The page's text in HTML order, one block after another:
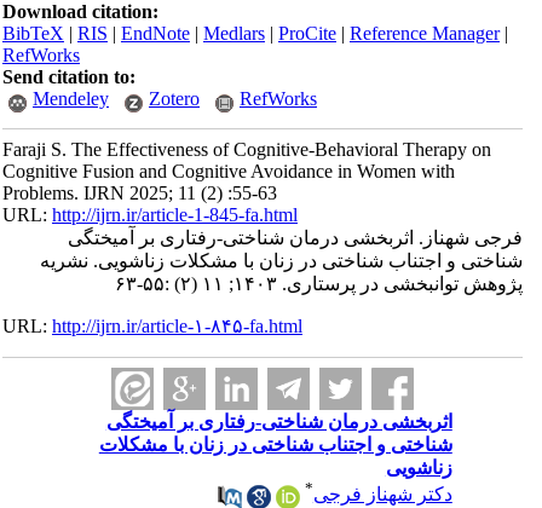
Download citation:
BibTeX|RIS|EndNote|Medlars|ProCite|Reference Manager
RefWorks
Send citation to:
Mendeley
Zotero RefWorks
Faraji S. The Effectiveness of Cognitive-Behavioral Therapy on
Cognitive Fusion and Cognitive Avoidance in Women with
Problems. IJRN 2025; 11 (2) :55-63
URL:http://ijrn.ir/article-1-845-fa.html
فرجی شهناز. اثربخشی درمان شناختی-رفتاری بر آمیختگی
شناختی و اجتناب شناختی در زنان با مشکلات زناشویی. نشریه
پژوهش توانبخشی در پرستاری. ۱۴۰۳; ۱۱ (۲) :۵۵-۶۳
URL:http://ijrn.ir/article-۱-۸۴۵-fa.html
اثربخشی درمان شناختی-رفتاری بر آمیختگی
شناختی و اجتناب شناختی در زنان با مشکلات
زناشویی
دکتر شهناز فرجی